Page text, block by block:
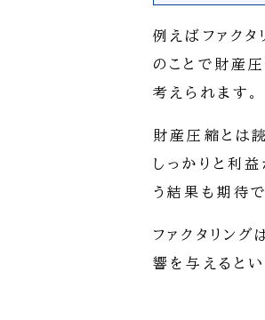
例えばファク
のことで財産
考えられます。
財産圧縮とは
しっかりと利
う結果も期待で
ファクタリン
響を与えるとい